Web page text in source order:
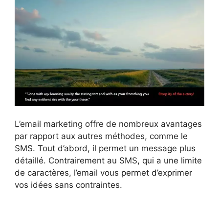
L’email marketing offre de nombreux avantages
par rapport aux autres méthodes, comme le
SMS. Tout d’abord, il permet un message plus
détaillé. Contrairement au SMS, qui a une limite
de caractères, l’email vous permet d’exprimer
vos idées sans contraintes.